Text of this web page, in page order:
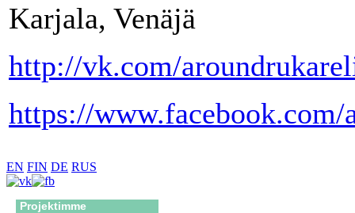
Karjala, Venäjä
http://vk.com/
https://
EN FIN DE RUS
Projektimme